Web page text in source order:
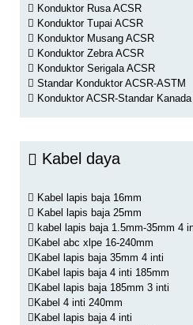
Konduktor Rusa ACSR
Konduktor Tupai ACSR
Konduktor Musang ACSR
Konduktor Zebra ACSR
Konduktor Serigala ACSR
Standar Konduktor ACSR-ASTM
Konduktor ACSR-Standar Kanada
Kabel daya
Kabel lapis baja 16mm
Kabel lapis baja 25mm
kabel lapis baja 1.5mm-35mm 4
Kabel abc xlpe 16-240mm
Kabel lapis baja 35mm 4 inti
Kabel lapis baja 4 inti 185mm
Kabel lapis baja 185mm 3 inti
Kabel 4 inti 240mm
Kabel lapis baja 4 inti